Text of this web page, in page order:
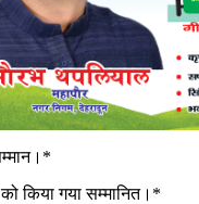
किया गया सम्मानित।*